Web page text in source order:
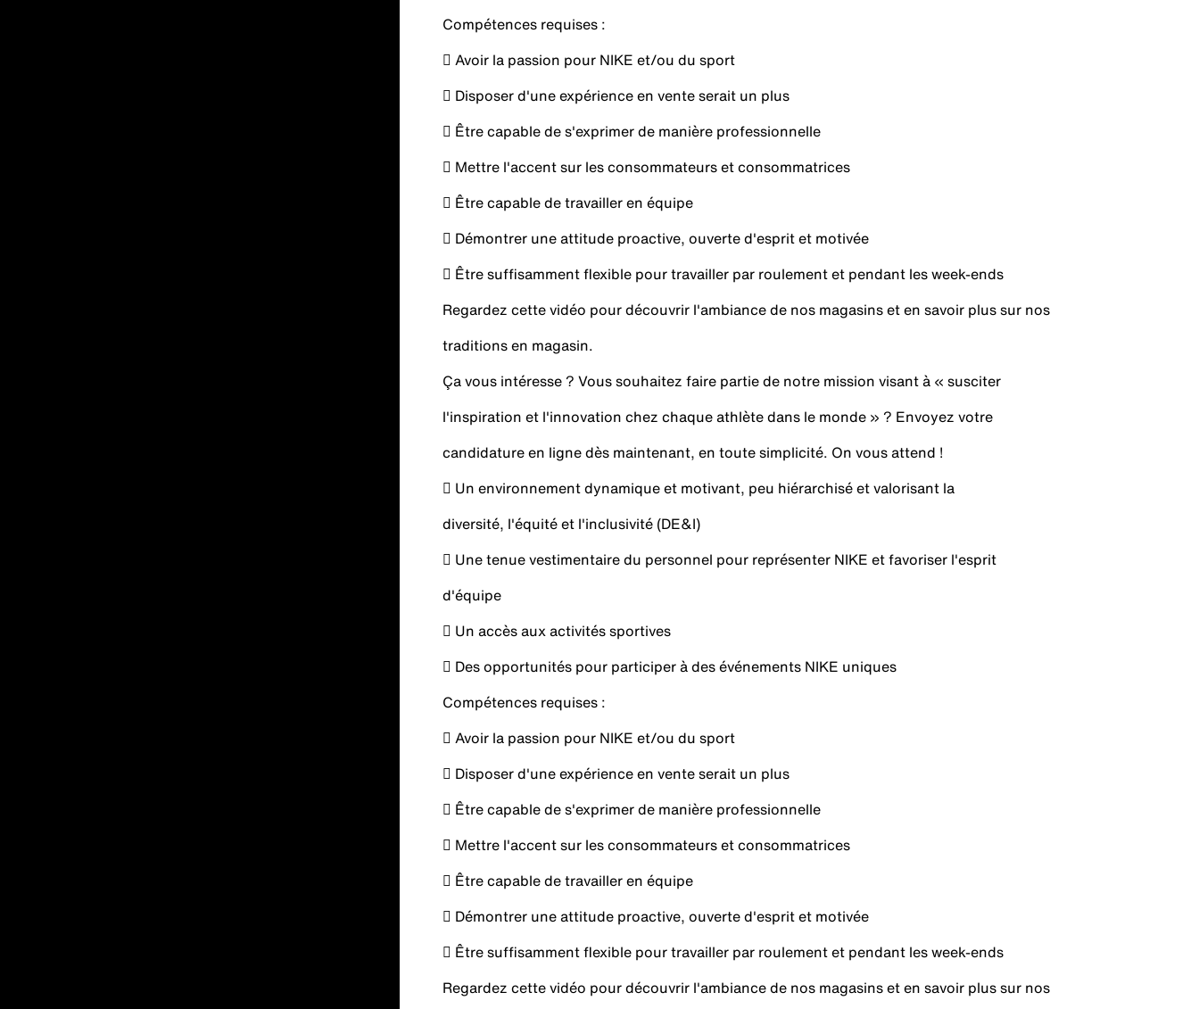
Compétences requises :
 Avoir la passion pour NIKE et/ou du sport
 Disposer d'une expérience en vente serait un plus
 Être capable de s'exprimer de manière professionnelle
 Mettre l'accent sur les consommateurs et consommatrices
 Être capable de travailler en équipe
 Démontrer une attitude proactive, ouverte d'esprit et motivée
 Être suffisamment flexible pour travailler par roulement et pendant les week-ends
Regardez cette vidéo pour découvrir l'ambiance de nos magasins et en savoir plus sur nos
traditions en magasin.
Ça vous intéresse ? Vous souhaitez faire partie de notre mission visant à « susciter
l'inspiration et l'innovation chez chaque athlète dans le monde » ? Envoyez votre
candidature en ligne dès maintenant, en toute simplicité. On vous attend !
 Un environnement dynamique et motivant, peu hiérarchisé et valorisant la
diversité, l'équité et l'inclusivité (DE&I)
 Une tenue vestimentaire du personnel pour représenter NIKE et favoriser l'esprit
d'équipe
 Un accès aux activités sportives
 Des opportunités pour participer à des événements NIKE uniques
Compétences requises :
 Avoir la passion pour NIKE et/ou du sport
 Disposer d'une expérience en vente serait un plus
 Être capable de s'exprimer de manière professionnelle
 Mettre l'accent sur les consommateurs et consommatrices
 Être capable de travailler en équipe
 Démontrer une attitude proactive, ouverte d'esprit et motivée
 Être suffisamment flexible pour travailler par roulement et pendant les week-ends
Regardez cette vidéo pour découvrir l'ambiance de nos magasins et en savoir plus sur nos